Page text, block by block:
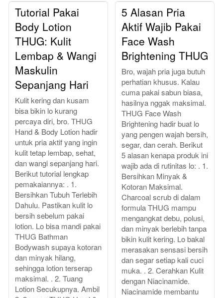
Tutorial Pakai
Body Lotion
THUG: Kulit
Lembap & Wangi
Maskulin
Sepanjang Hari
Kulit kering dan kusam
bisa bikin lo kurang
percaya diri, bro. THUG
Hand & Body Lotion hadir
untuk pria aktif yang ingin
kulit tetap lembap, sehat,
dan wangi sepanjang hari.
Berikut tutorial lengkap
pemakaiannya: . 1.
Bersihkan Tubuh Terlebih
Dahulu. Pastikan kulit lo
bersih sebelum pakai
lotion. Lo bisa mandi pakai
THUG Bathman
Bodywash supaya kotoran
dan minyak hilang,
sehingga lotion terserap
maksimal. . 2. Tuang
Lotion Secukupnya. Ambil
5 Alasan Pria
Aktif Wajib Pakai
Face Wash
Brightening THUG
Bro, wajah pria juga butuh
perhatian khusus. Kalau
cuma pakai sabun biasa,
hasilnya nggak maksimal.
THUG Face Wash
Brightening hadir buat lo
yang pengen wajah bersih,
segar, dan cerah. Berikut
5 alasan kenapa produk ini
wajib ada di rutinitas lo: . 1.
Bersihkan Minyak &
Kotoran Maksimal.
Charcoal scrub di dalam
formula THUG mampu
mengangkat debu, polusi,
dan minyak berlebih tanpa
bikin kulit kering. Lo bakal
merasakan sensasi bersih
dan segar setiap kali cuci
muka. . 2. Cerahkan Kulit
dengan Niacinamide.
Niacinamide membantu